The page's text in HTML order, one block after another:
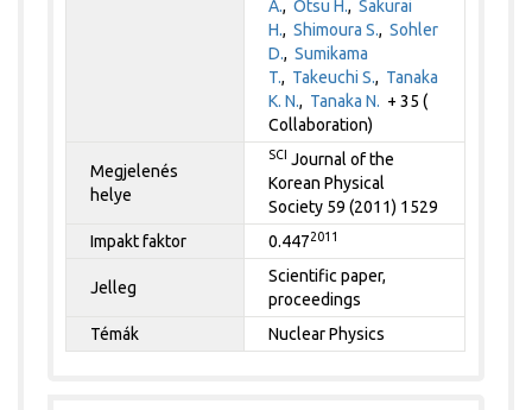
A.,Otsu H.,Sakurai
H.,Shimoura S.,Sohler
D.,Sumikama
T., Takeuchi S., Tanaka
K. N., Tanaka N. + 35 (
Collaboration)
Megjelenés
helye
SCI Journal of the
Korean Physical
Society 59 (2011) 1529
Impakt faktor
0.4472011
Jelleg
Scientific paper,
proceedings
Témák
Nuclear Physics